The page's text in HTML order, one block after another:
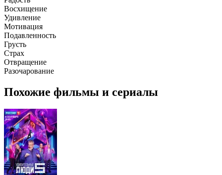
Восхищение
Удивление
Мотивация
Подавленность
Грусть
Страх
Отвращение
Разочарование
Похожие фильмы и сериалы